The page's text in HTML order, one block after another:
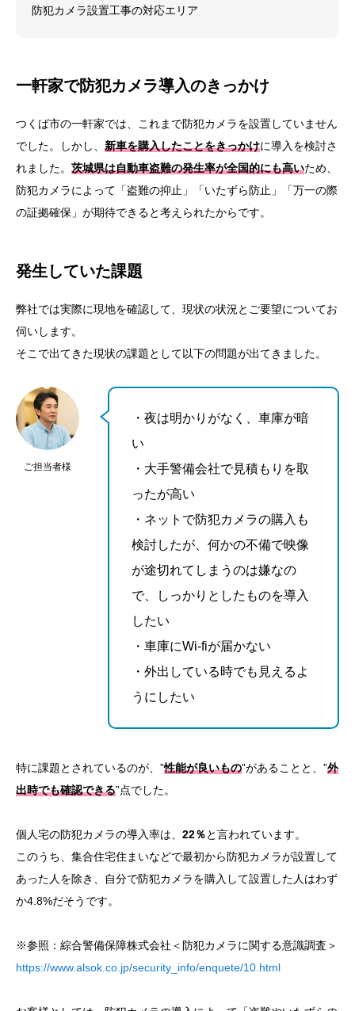
防犯カメラ設置工事の対応エリア
一軒家で防犯カメラ導入のきっかけ
つくば市の一軒家では、これまで防犯カメラを設置していません
でした。
しかし、 新車を購入したことをきっかけに導入を検討さ
れました。 茨城県は自動車盗難の発生率が全国的にも高いため、
防犯カメラによって「盗難の抑止」「いたずら防止」「万一の際
の証拠確保」が期待できると考えられたからです。
発生していた課題
弊社では実際に現地を確認して、現状の状況とご要望についてお
伺いします。
そこで出てきた現状の課題として以下の問題が出てきました。
ご担当者様
・夜は明かりがなく、車庫が暗
い
・大手警備会社で見積もりを取
ったが高い
・ネットで防犯カメラの購入も
検討したが、何かの不備で映像
が途切れてしまうのは嫌なの
で、しっかりとしたものを導入
したい
・車庫にWi-fiが届かない
・外出している時でも見えるよ
うにしたい
特に課題とされているのが、”性能が良いもの”があることと、”外
出時でも確認できる”点でした。
個人宅の防犯カメラの導入率は、 22％と言われています。
このうち、集合住宅住まいなどで最初から防犯カメラが設置して
あった人を除き、自分で防犯カメラを購入して設置した人はわず
か4.8%だそうです。
※参照：綜合警備保障株式会社＜防犯カメラに関する意識調査＞
https://www.alsok.co.jp/security_info/enquete/10.html